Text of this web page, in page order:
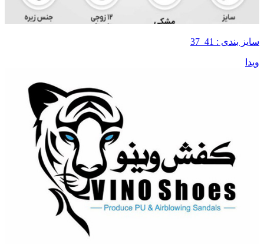
سایز بندی : 41_37
ویدا